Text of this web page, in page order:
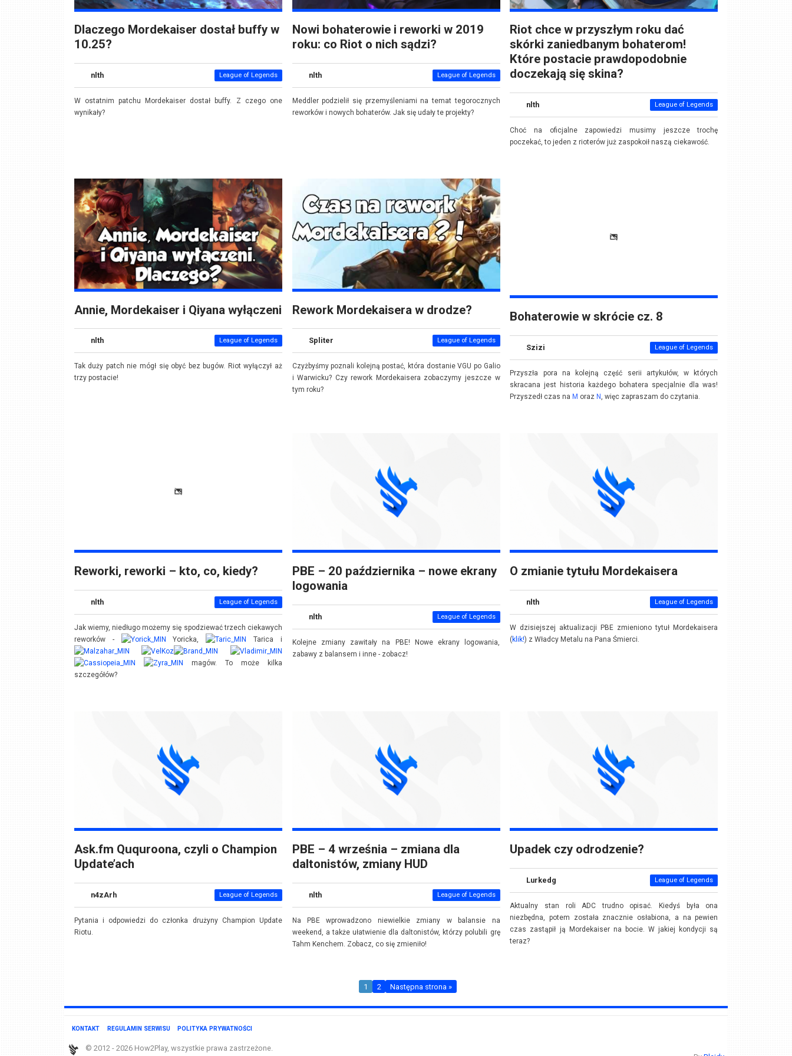
Dlaczego Mordekaiser dostał buffy w
10.25?
nlth League of Legends
W ostatnim patchu Mordekaiser dostał buffy. Z czego one
wynikały?
Nowi bohaterowie i reworki w 2019
roku: co Riot o nich sądzi?
nlth League of Legends
Meddler podzielił się przemyśleniami na temat tegorocznych
reworków i nowych bohaterów. Jak się udały te projekty?
Riot chce w przyszłym roku dać
skórki zaniedbanym bohaterom!
Które postacie prawdopodobnie
doczekają się skina?
nlth League of Legends
Choć na oficjalne zapowiedzi musimy jeszcze trochę
poczekać, to jeden z rioterów już zaspokoił naszą ciekawość.
Annie, Mordekaiser i Qiyana wyłączeni
nlth League of Legends
Tak duży patch nie mógł się obyć bez bugów. Riot wyłączył aż
trzy postacie!
Rework Mordekaisera w drodze?
Spliter League of Legends
Czyżbyśmy poznali kolejną postać, która dostanie VGU po Galio
i Warwicku? Czy rework Mordekaisera zobaczymy jeszcze w
tym roku?
Bohaterowie w skrócie cz. 8
Szizi League of Legends
Przyszła pora na kolejną część serii artykułów, w których
skracana jest historia każdego bohatera specjalnie dla was!
Przyszedł czas na M oraz N, więc zapraszam do czytania.
Reworki, reworki – kto, co, kiedy?
nlth League of Legends
Jak wiemy, niedługo możemy się spodziewać trzech ciekawych
reworków -
Yoricka, Tarica i
magów. To może kilka
szczegółów?
PBE – 20 października – nowe ekrany
logowania
nlth League of Legends
Kolejne zmiany zawitały na PBE! Nowe ekrany logowania,
zabawy z balansem i inne - zobacz!
O zmianie tytułu Mordekaisera
nlth League of Legends
W dzisiejszej aktualizacji PBE zmieniono tytuł Mordekaisera
(klik!) z Władcy Metalu na Pana Śmierci.
Ask.fm Ququroona, czyli o Champion
Update’ach
n4zArh League of Legends
Pytania i odpowiedzi do członka drużyny Champion Update
Riotu.
PBE – 4 września – zmiana dla
daltonistów, zmiany HUD
nlth League of Legends
Na PBE wprowadzono niewielkie zmiany w balansie na
weekend, a także ułatwienie dla daltonistów, którzy polubili grę
Tahm Kenchem. Zobacz, co się zmieniło!
Upadek czy odrodzenie?
Lurkedg League of Legends
Aktualny stan roli ADC trudno opisać. Kiedyś była ona
niezbędna, potem została znacznie osłabiona, a na pewien
czas zastąpił ją Mordekaiser na bocie. W jakiej kondycji są
teraz?
1 2 Następna strona »
KONTAKT REGULAMIN SERWISU POLITYKA PRYWATNOŚCI
© 2012 - 2026 How2Play, wszystkie prawa zastrzeżone.